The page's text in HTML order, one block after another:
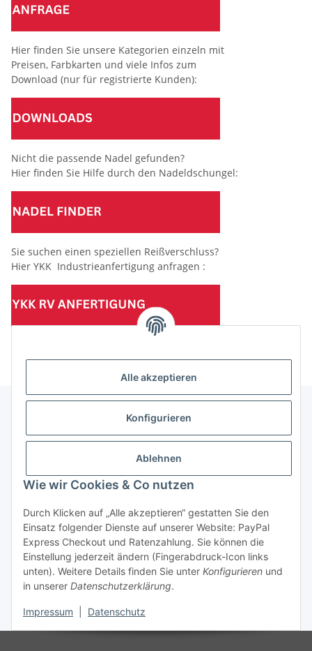
Alle akzeptieren
Konfigurieren
Ablehnen
Wie wir Cookies & Co nutzen
Durch Klicken auf „Alle akzeptieren“ gestatten Sie den
Einsatz folgender Dienste auf unserer Website: PayPal
Express Checkout und Ratenzahlung. Sie können die
Einstellung jederzeit ändern (Fingerabdruck-Icon links
unten). Weitere Details finden Sie unter Konfigurieren und
in unserer Datenschutzerklärung.
Impressum Datenschutz
Hier finden Sie unsere Kategorien einzeln mit
Preisen, Farbkarten und viele Infos zum
Download (nur für registrierte Kunden):
Nicht die passende Nadel gefunden?
Hier finden Sie Hilfe durch den Nadeldschungel:
Sie suchen einen speziellen Reißverschluss?
Hier YKK Industrieanfertigung anfragen :
(Mindesttabnahmemenge 10 Stück je Länge und Farbe)
Informationen
Gesetzliche Informationen
Vertrag widerrufen
* Alle Preise zzgl. gesetzlicher USt., zzgl.